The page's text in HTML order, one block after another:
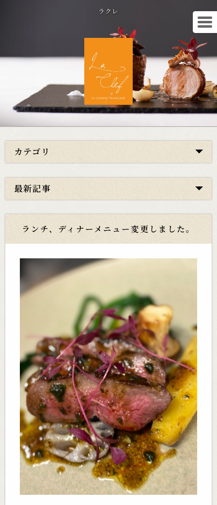
ラクレ
カテゴリ
最新記事
ランチ、ディナーメニュー変更しました。